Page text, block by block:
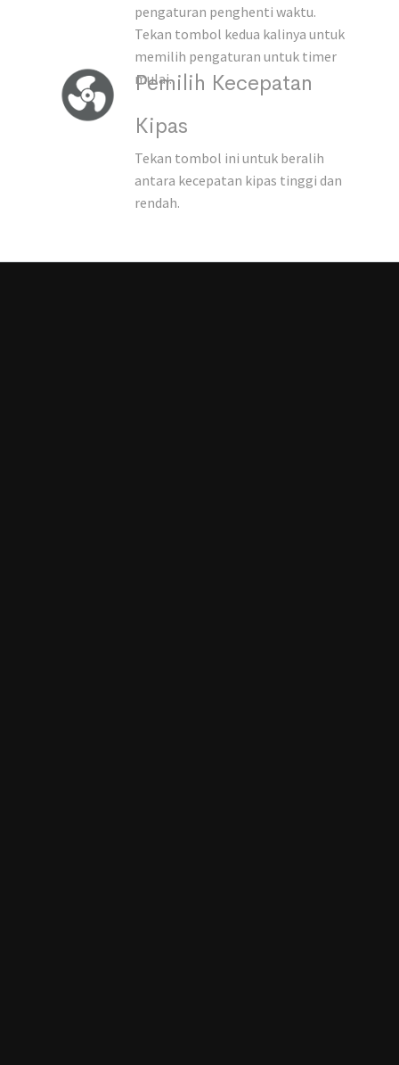
pengaturan penghenti waktu.
Tekan tombol kedua kalinya untuk
memilih pengaturan untuk timer
mulai.
Pemilih Kecepatan
Kipas
Tekan tombol ini untuk beralih
antara kecepatan kipas tinggi dan
rendah.